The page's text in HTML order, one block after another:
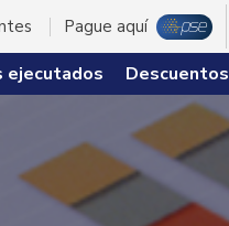
Pague aquí
ejecutados Descuentos